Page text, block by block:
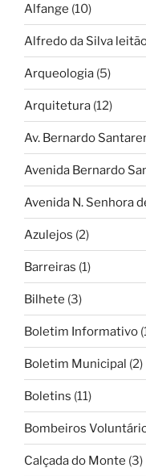
Alfange (10)
Alfredo da Silva
Arqueologia (5)
Arquitetura (12)
Av. Bernardo
Avenida Bernardo
Avenida N. Senhora
Azulejos (2)
Barreiras (1)
Bilhete (3)
Boletim Informativo
Boletim Municipal (2)
Boletins (11)
Bombeiros
Calçada do Monte (3)